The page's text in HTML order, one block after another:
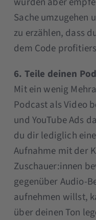
Sache umzugehen
zu erzählen, dass
dem Code
6. Teile deinen
Mit ein wenig
Podcast als Video
und YouTube Ads
du dir lediglich
Aufnahme mit der
Zuschauer:innen
gegenüber Audio-
aufnehmen willst,
über deinen Ton